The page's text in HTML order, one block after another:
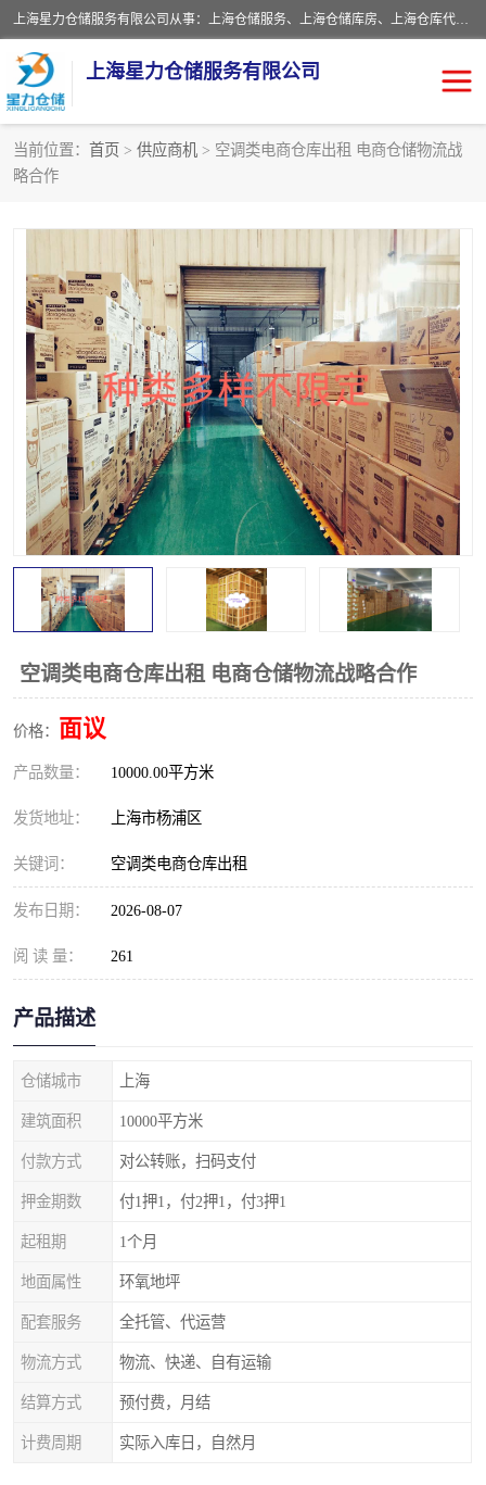
上海星力仓储服务有限公司从事：上海仓储服务、上海仓储库房、上海仓库代运营、上海仓库对外出租、上海仓库外包、上海三方仓储、上海电商仓储代发、上海电商代发货仓库、上海托管仓库、上海仓储配送。上海星力仓储服务有限公司现在拥有100个分仓、10万余平方的标准库房，精炼员工几百名，与几千家客户合作，公司已跻身上海仓储行业前列。欢迎来电咨询！
上海星力仓储服务有限公司
当前位置： 首页 > 供应商机 > 空调类电商仓库出租 电商仓储物流战
略合作
空调类电商仓库出租 电商仓储物流战略合作
价格： 面议
产品数量： 10000.00平方米
发货地址： 上海市杨浦区
关键词： 空调类电商仓库出租
发布日期： 2026-08-07
阅 读 量： 261
产品描述
仓储城市 上海
建筑面积 10000平方米
付款方式 对公转账，扫码支付
押金期数 付1押1，付2押1，付3押1
起租期 1个月
地面属性 环氧地坪
配套服务 全托管、代运营
物流方式 物流、快递、自有运输
结算方式 预付费，月结
计费周期 实际入库日，自然月
上海仓库对外出租
上海仓库代运营 上海托管仓库
上海第三方仓储 上海仓储服务
仓储 上海电商代发货仓库
上海托管仓库